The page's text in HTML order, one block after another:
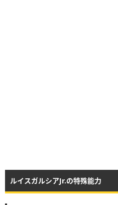
ルイスガルシアJr.の特殊能力